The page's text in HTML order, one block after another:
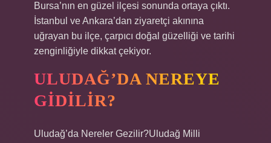
Bursa’nın en güzel ilçesi sonunda ortaya çıktı.
İstanbul ve Ankara’dan ziyaretçi akınına
uğrayan bu ilçe, çarpıcı doğal güzelliği ve tarihi
zenginliğiyle dikkat çekiyor.
ULUDAĞ’DA NEREYE
GIDILIR?
Uludağ’da Nereler Gezilir?Uludağ Milli